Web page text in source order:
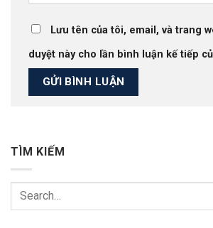
Lưu tên của tôi, email, và trang
duyệt này cho lần bình luận kế tiếp
TÌM KIẾM